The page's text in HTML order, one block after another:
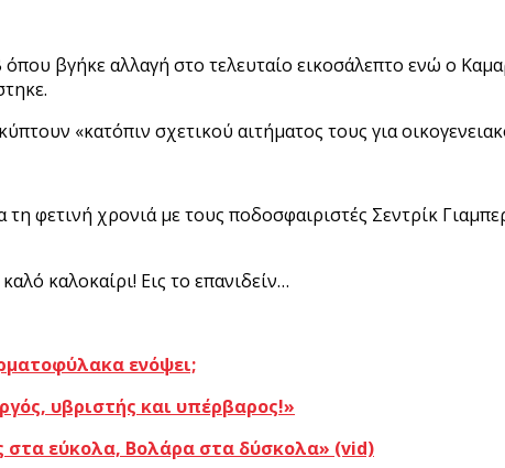
βγήκε αλλαγή στο τελευταίο εικοσάλεπτο ενώ ο
«κατόπιν σχετικού αιτήματος τους για
φετινή χρονιά με τους ποδοσφαιριστές Σεντρίκ
καλοκαίρι! Εις το επανιδείν…
ενόψει;
υβριστής και υπέρβαρος!»
στα εύκολα, Βολάρα στα δύσκολα» (vid)